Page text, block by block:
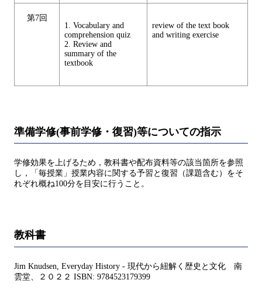
第7回
1. Vocabulary and
comprehension quiz
2. Review and
summary of the
textbook
review of the text book
and writing exercise
準備学修(事前学修・復習)等についての指示
学修効果を上げるため，教科書や配布資料等の該当箇所を参照
し，「毎授業」授業内容に関する予習と復習（課題含む）をそ
れぞれ概ね100分を目安に行うこと。
教科書
Jim Knudsen, Everyday History - 現代から紐解く歴史と文化 南
雲堂、２０２２ ISBN: 9784523179399